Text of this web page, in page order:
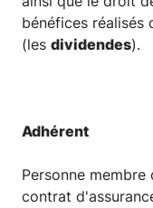
bénéfices réalisés
(les dividendes).
Adhérent
Personne
contrat